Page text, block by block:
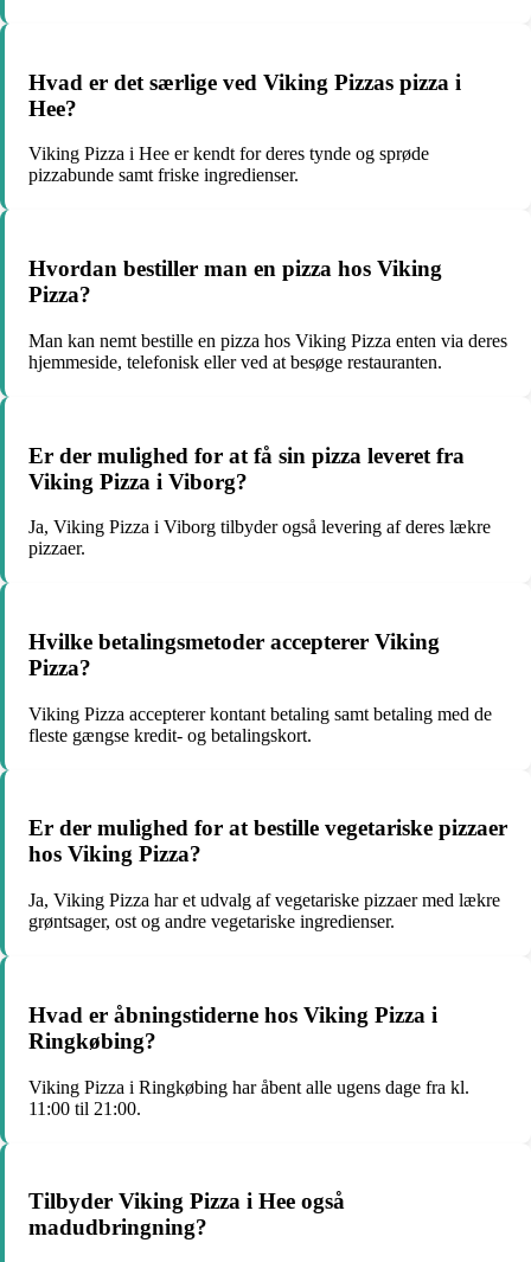
Hvad er det særlige ved Viking Pizzas pizza i
Hee?
Viking Pizza i Hee er kendt for deres tynde og sprøde
pizzabunde samt friske ingredienser.
Hvordan bestiller man en pizza hos Viking
Pizza?
Man kan nemt bestille en pizza hos Viking Pizza enten via deres
hjemmeside, telefonisk eller ved at besøge restauranten.
Er der mulighed for at få sin pizza leveret fra
Viking Pizza i Viborg?
Ja, Viking Pizza i Viborg tilbyder også levering af deres lækre
pizzaer.
Hvilke betalingsmetoder accepterer Viking
Pizza?
Viking Pizza accepterer kontant betaling samt betaling med de
fleste gængse kredit- og betalingskort.
Er der mulighed for at bestille vegetariske pizzaer
hos Viking Pizza?
Ja, Viking Pizza har et udvalg af vegetariske pizzaer med lækre
grøntsager, ost og andre vegetariske ingredienser.
Hvad er åbningstiderne hos Viking Pizza i
Ringkøbing?
Viking Pizza i Ringkøbing har åbent alle ugens dage fra kl.
11:00 til 21:00.
Tilbyder Viking Pizza i Hee også
madudbringning?